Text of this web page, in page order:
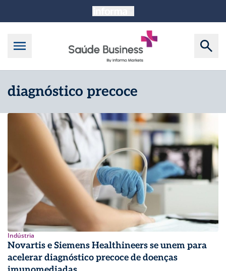
diagnóstico precoce
Indústria
Novartis e Siemens Healthineers se unem para
acelerar diagnóstico precoce de doenças